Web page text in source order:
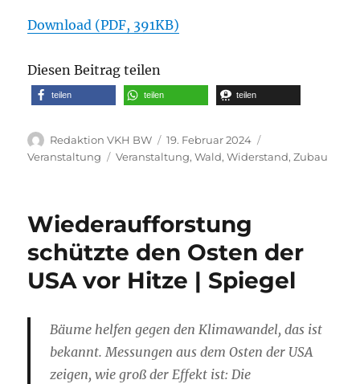
Download (PDF, 391KB)
Diesen Beitrag teilen
teilen teilen teilen
Autor
Redaktion VKH BW
Veröffentlicht
am
19. Februar 2024
Veranstaltung
Schlagwörter
Veranstaltung,Wald,Widerstand,Zubau
Wiederaufforstung
schützte den Osten der
USA vor Hitze | Spiegel
Bäume helfen gegen den Klimawandel, das ist
bekannt. Messungen aus dem Osten der USA
zeigen, wie groß der Effekt ist: Die